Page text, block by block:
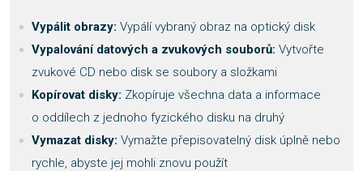
Vypálit obrazy: Vypálí vybraný obraz na optický disk
Vypalování datových a zvukových souborů: Vytvořte
zvukové CD nebo disk se soubory a složkami
Kopírovat disky: Zkopíruje všechna data a informace
o oddílech z jednoho fyzického disku na druhý
Vymazat disky: Vymažte přepisovatelný disk úplně nebo
rychle, abyste jej mohli znovu použít